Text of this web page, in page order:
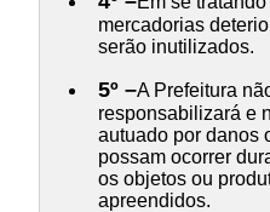
mercadorias
serão inutilizados.
5º –A Prefeitura
responsabilizará e
autuado por danos
possam ocorrer
os objetos ou
apreendidos.